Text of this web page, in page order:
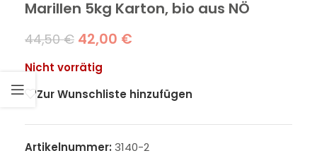
Marillen 5kg Karton, bio aus NÖ
44,50€ 42,00 €
Nicht vorrätig
Zur Wunschliste hinzufügen
Artikelnummer: 3140-2